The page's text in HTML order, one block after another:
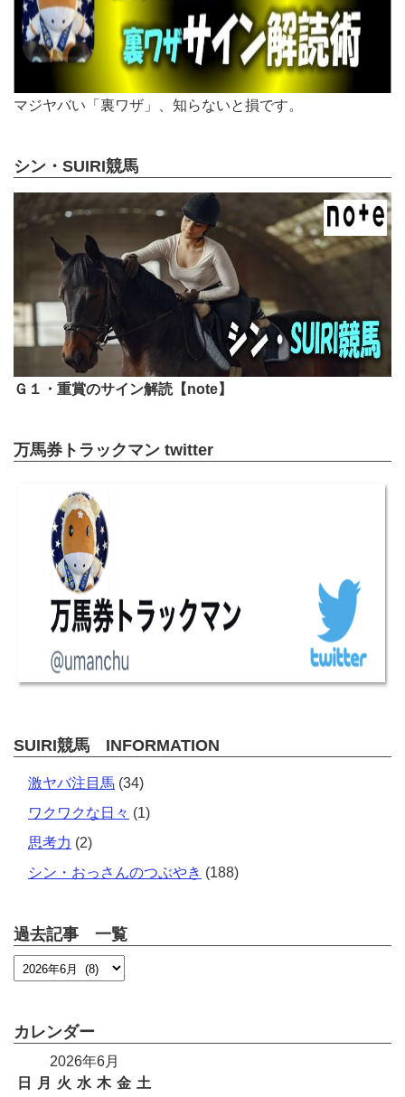
マジヤバい「裏ワザ」、知らないと損です。
シン・SUIRI競馬
Ｇ１・重賞のサイン解読【note】
万馬券トラックマン twitter
SUIRI競馬 INFORMATION
激ヤバ注目馬 (34)
ワクワクな日々 (1)
思考力 (2)
シン・おっさんのつぶやき (188)
過去記事 一覧
カレンダー
2026年6月
日
月 火 水 木 金 土